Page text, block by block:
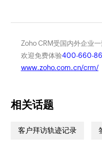
Zoho CRM受国内外企业
欢迎免费体验400-660-
www.zoho.com.cn/crm/
相关话题
客户拜访轨迹记录